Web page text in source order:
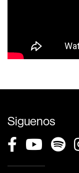
Siguenos